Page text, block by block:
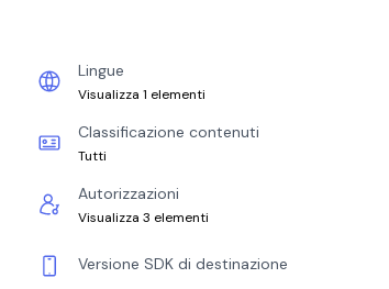
Lingue
Visualizza 1 elementi
Classificazione contenuti
Tutti
Autorizzazioni
Visualizza 3 elementi
Versione SDK di destinazione